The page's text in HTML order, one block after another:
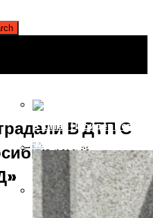
В Китае Пройдёт
Energizer Выходит На
AMD Отложила Запуск
АВТО-МОТО
В ДТП С